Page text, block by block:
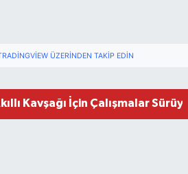
ÜZERINDEN TAKIP EDIN
Kavşağı İçin Çalışmalar